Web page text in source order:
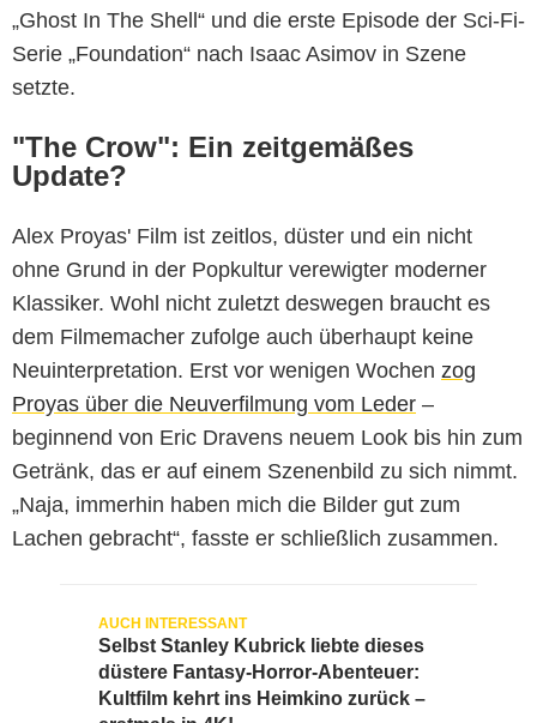
„Ghost In The Shell“ und die erste Episode der Sci-Fi-
Serie „Foundation“ nach Isaac Asimov in Szene
setzte.
"The Crow": Ein zeitgemäßes
Update?
Alex Proyas' Film ist zeitlos, düster und ein nicht
ohne Grund in der Popkultur verewigter moderner
Klassiker. Wohl nicht zuletzt deswegen braucht es
dem Filmemacher zufolge auch überhaupt keine
Neuinterpretation. Erst vor wenigen Wochen zog
Proyas über die Neuverfilmung vom Leder –
beginnend von Eric Dravens neuem Look bis hin zum
Getränk, das er auf einem Szenenbild zu sich nimmt.
„Naja, immerhin haben mich die Bilder gut zum
Lachen gebracht“, fasste er schließlich zusammen.
Selbst Stanley Kubrick liebte dieses
düstere Fantasy-Horror-Abenteuer:
Kultfilm kehrt ins Heimkino zurück –